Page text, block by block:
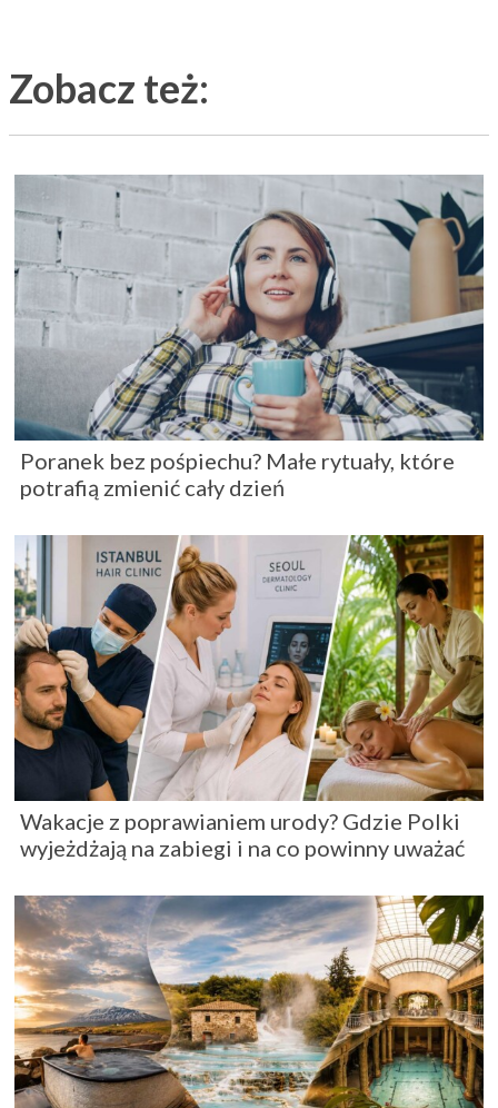
Zobacz też:
Poranek bez pośpiechu? Małe rytuały, które
potrafią zmienić cały dzień
Wakacje z poprawianiem urody? Gdzie Polki
wyjeżdżają na zabiegi i na co powinny uważać